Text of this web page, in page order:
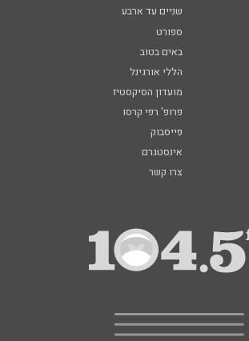
שניים עד ארבע
ספורט
באים בטוב
הללי אורגינל
מועדון הסיקסטיז
פרופ' רפי קרסו
פייסבוק
אינסטגרם
צרו קשר